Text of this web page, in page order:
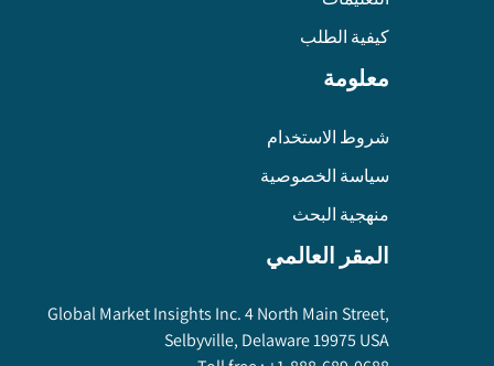
كيفية الطلب
معلومة
شروط الاستخدام
سياسة الخصوصية
منهجية البحث
المقر العالمي
Global Market Insights Inc. 4 North Main Street,
Selbyville, Delaware 19975 USA